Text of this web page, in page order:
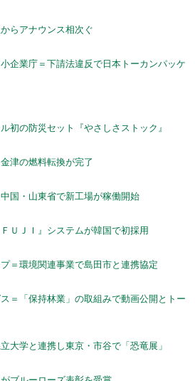
らアナウンス相次ぐ
企業庁＝下請法違反で日本トーカンパッケ
初の防災セット『やさしさストック』
津の燃料転換が完了
国・山東省で新工場が稼働開始
ＵＪＩ』システムが韓国で初採用
＝環境関連事業で島田市と連携協定
＝「保持林業」の取組みで動画公開とトー
大学と連携し東京・市谷で「恐竜展」